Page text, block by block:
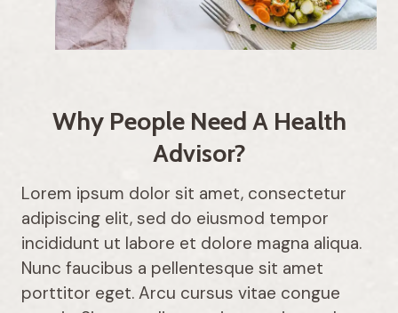
Why People Need A Health
Advisor?
Lorem ipsum dolor sit amet, consectetur
adipiscing elit, sed do eiusmod tempor
incididunt ut labore et dolore magna aliqua.
Nunc faucibus a pellentesque sit amet
porttitor eget. Arcu cursus vitae congue